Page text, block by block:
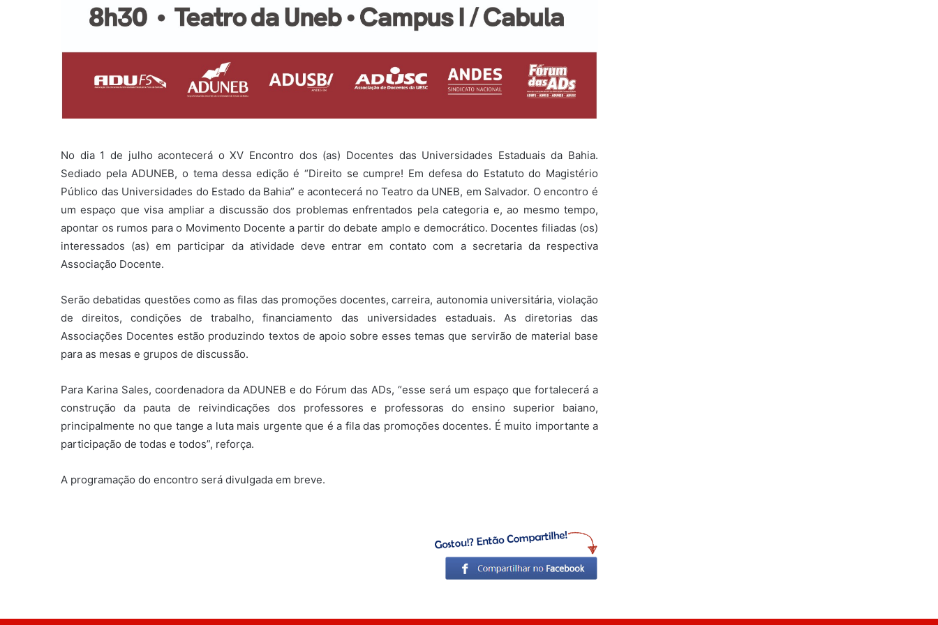
No dia 1 de julho acontecerá o XV Encontro dos (as) Docentes das Universidades Estaduais da Bahia.
Sediado pela ADUNEB, o tema dessa edição é “Direito se cumpre! Em defesa do Estatuto do Magistério
Público das Universidades do Estado da Bahia” e acontecerá no Teatro da UNEB, em Salvador. O encontro é
um espaço que visa ampliar a discussão dos problemas enfrentados pela categoria e, ao mesmo tempo,
apontar os rumos para o Movimento Docente a partir do debate amplo e democrático. Docentes filiadas (os)
interessados (as) em participar da atividade deve entrar em contato com a secretaria da respectiva
Associação Docente.
Serão debatidas questões como as filas das promoções docentes, carreira, autonomia universitária, violação
de direitos, condições de trabalho, financiamento das universidades estaduais. As diretorias das
Associações Docentes estão produzindo textos de apoio sobre esses temas que servirão de material base
para as mesas e grupos de discussão.
Para Karina Sales, coordenadora da ADUNEB e do Fórum das ADs, “esse será um espaço que fortalecerá a
construção da pauta de reivindicações dos professores e professoras do ensino superior baiano,
principalmente no que tange a luta mais urgente que é a fila das promoções docentes. É muito importante a
participação de todas e todos”, reforça.
A programação do encontro será divulgada em breve.